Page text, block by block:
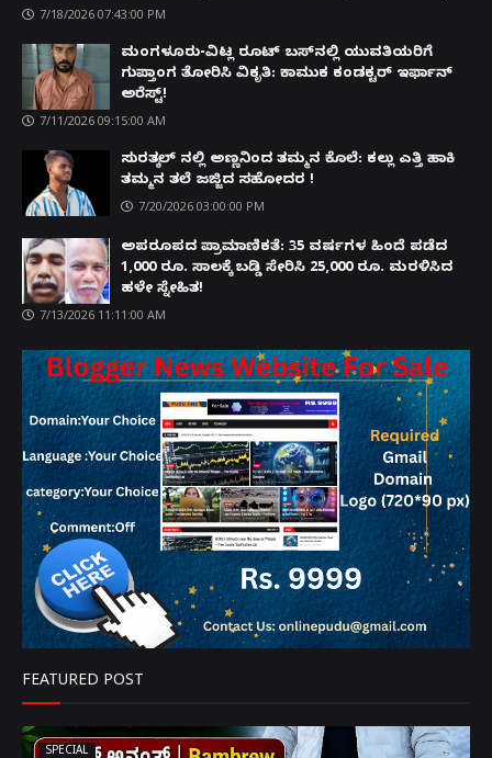
7/18/2026 07:43:00 PM
ಮಂಗಳೂರು-ವಿಟ್ಲ ರೂಟ್ ಬಸ್‌ನಲ್ಲಿ ಯುವತಿಯರಿಗೆ
ಗುಪ್ತಾಂಗ ತೋರಿಸಿ ವಿಕೃತಿ: ಕಾಮುಕ ಕಂಡಕ್ಟರ್ ಇರ್ಫಾನ್
ಅರೆಸ್ಟ್!
7/11/2026 09:15:00 AM
ಸುರತ್ಕಲ್ ನಲ್ಲಿ ಅಣ್ಣನಿಂದ ತಮ್ಮನ ಕೊಲೆ: ಕಲ್ಲು ಎತ್ತಿ ಹಾಕಿ
ತಮ್ಮನ ತಲೆ ಜಜ್ಜಿದ ಸಹೋದರ !
7/20/2026 03:00:00 PM
ಅಪರೂಪದ ಪ್ರಾಮಾಣಿಕತೆ: 35 ವರ್ಷಗಳ ಹಿಂದೆ ಪಡೆದ
1,000 ರೂ. ಸಾಲಕ್ಕೆ ಬಡ್ಡಿ ಸೇರಿಸಿ 25,000 ರೂ. ಮರಳಿಸಿದ
ಹಳೇ ಸ್ನೇಹಿತ!
7/13/2026 11:11:00 AM
FEATURED POST
SPECIAL